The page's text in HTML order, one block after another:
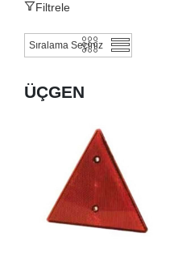
Filtrele
ÜÇGEN